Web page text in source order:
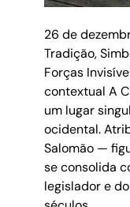
26 de
Tradição,
Forças
contextual A
um lugar
ocidental.
Salomão —
se consolida
legislador e